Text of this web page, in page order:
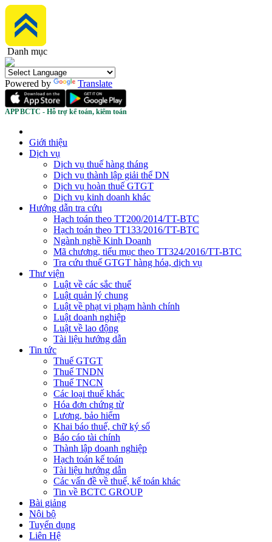
Danh mục
Powered by Translate
APP BCTC - Hỗ trợ kế toán, kiểm toán
Giới thiệu
Dịch vụ
Dịch vụ thuế hàng tháng
Dịch vụ thành lập giải thể DN
Dịch vụ hoàn thuế GTGT
Dịch vụ kinh doanh khác
Hướng dẫn tra cứu
Hạch toán theo TT200/2014/TT-BTC
Hạch toán theo TT133/2016/TT-BTC
Ngành nghề Kinh Doanh
Mã chương, tiểu mục theo TT324/2016/TT-BTC
Tra cứu thuế GTGT hàng hóa, dịch vụ
Thư viện
Luật về các sắc thuế
Luật quản lý chung
Luật về phạt vi phạm hành chính
Luật doanh nghiệp
Luật về lao động
Tài liệu hướng dẫn
Tin tức
Thuế GTGT
Thuế TNDN
Thuế TNCN
Các loại thuế khác
Hóa đơn chứng từ
Lương, bảo hiểm
Khai báo thuế, chữ ký số
Báo cáo tài chính
Thành lập doanh nghiệp
Hạch toán kế toán
Tài liệu hướng dẫn
Các vấn đề về thuế, kế toán khác
Tin về BCTC GROUP
Bài giảng
Nội bộ
Tuyển dụng
Liên Hệ